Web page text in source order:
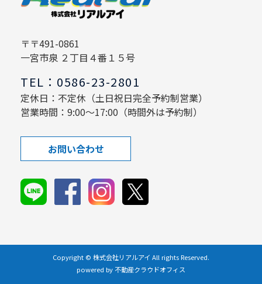
〒〒491-0861
一宮市泉 ２丁目４番１５号
TEL：0586-23-2801
定休日：不定休（土日祝日完全予約制営業）
営業時間：9:00～17:00（時間外は予約制）
お問い合わせ
Copyright © 株式会社リアルアイ All rights Reserved.
powered by 不動産クラウドオフィス